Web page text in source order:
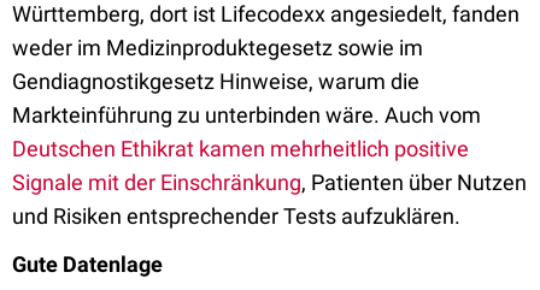
Württemberg, dort ist Lifecodexx angesiedelt, fanden
weder im Medizinproduktegesetz sowie im
Gendiagnostikgesetz Hinweise, warum die
Markteinführung zu unterbinden wäre. Auch vom
Deutschen Ethikrat kamen mehrheitlich positive
Signale mit der Einschränkung, Patienten über Nutzen
und Risiken entsprechender Tests aufzuklären.
Gute Datenlage